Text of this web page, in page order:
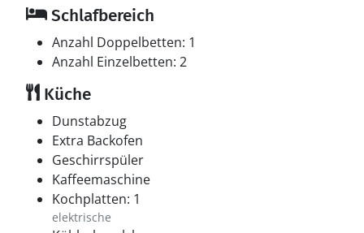
Schlafbereich
Anzahl Doppelbetten: 1
Anzahl Einzelbetten: 2
Küche
Dunstabzug
Extra Backofen
Geschirrspüler
Kaffeemaschine
Kochplatten: 1
elektrische